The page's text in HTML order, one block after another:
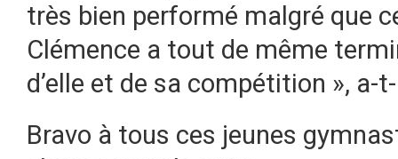
très bien performé malgré que
Clémence a tout de même
d’elle et de sa compétition », a-
Bravo à tous ces jeunes